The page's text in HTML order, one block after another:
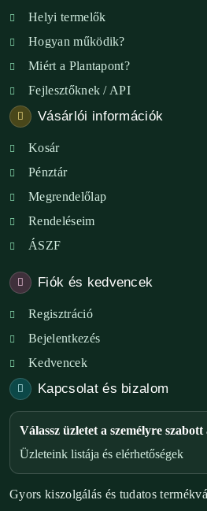
Helyi termelők
Hogyan működik?
Miért a Plantapont?
Fejlesztőknek / API
Vásárlói információk
Kosár
Pénztár
Megrendelőlap
Rendeléseim
ÁSZF
Fiók és kedvencek
Regisztráció
Bejelentkezés
Kedvencek
Kapcsolat és bizalom
Válassz üzletet a személyre
Üzleteink listája és elérhetőségek
Gyors kiszolgálás és tudatos